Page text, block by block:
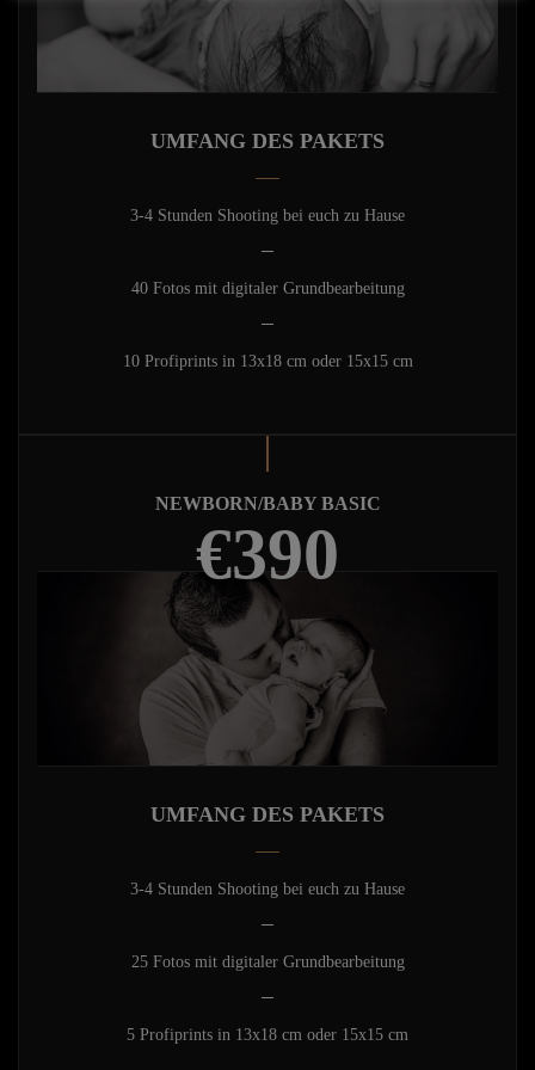
UMFANG DES PAKETS
3-4 Stunden Shooting bei euch zu Hause
40 Fotos mit digitaler Grundbearbeitung
10 Profiprints in 13x18 cm oder 15x15 cm
NEWBORN/BABY BASIC
€390
UMFANG DES PAKETS
3-4 Stunden Shooting bei euch zu Hause
25 Fotos mit digitaler Grundbearbeitung
5 Profiprints in 13x18 cm oder 15x15 cm